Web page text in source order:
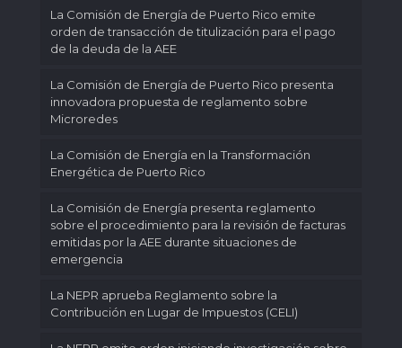
La Comisión de Energía de Puerto Rico emite
orden de transacción de titulización para el pago
de la deuda de la AEE
La Comisión de Energía de Puerto Rico presenta
innovadora propuesta de reglamento sobre
Microredes
La Comisión de Energía en la Transformación
Energética de Puerto Rico
La Comisión de Energía presenta reglamento
sobre el procedimiento para la revisión de facturas
emitidas por la AEE durante situaciones de
emergencia
La NEPR aprueba Reglamento sobre la
Contribución en Lugar de Impuestos (CELI)